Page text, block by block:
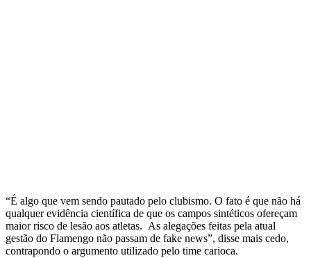
“É algo que vem sendo pautado pelo clubismo. O fato é que não há
qualquer evidência científica de que os campos sintéticos ofereçam
maior risco de lesão aos atletas. As alegações feitas pela atual
gestão do Flamengo não passam de fake news”, disse mais cedo,
contrapondo o argumento utilizado pelo time carioca.